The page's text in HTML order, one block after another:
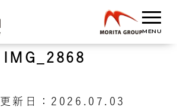
IMG_2868
更新日：2026.07.03